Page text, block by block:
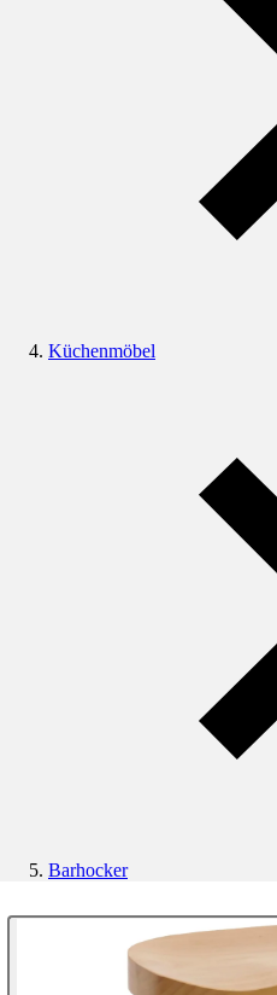
Küchenmöbel
Barhocker